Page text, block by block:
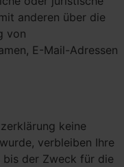
anderen über die
von
E-Mail-Adressen
keine
verbleiben Ihre
bis der Zweck für die